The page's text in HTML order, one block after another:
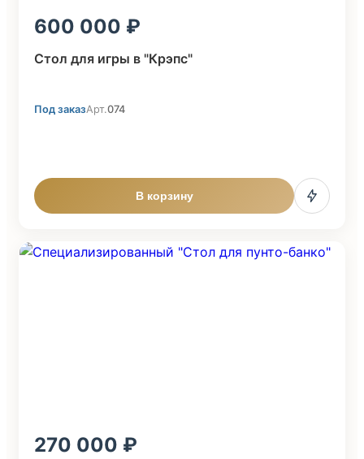
600 000
Стол для игры в "Крэпс"
Под заказАрт.074
В корзину
270 000